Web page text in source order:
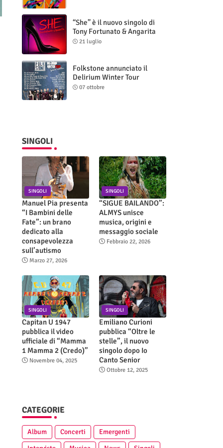
“She” è il nuovo singolo di
Tony Fortunato & Angarita
21 luglio
Folkstone annunciato il
Delirium Winter Tour
(Special Edition)
07 ottobre
SINGOLI
SINGOLI
Manuel Pia presenta
“I Bambini delle
Fate”: un brano
dedicato alla
consapevolezza
sull’autismo
Marzo 27, 2026
SINGOLI
“SIGUE BAILANDO”:
ALMYS unisce
musica, origini e
messaggio sociale
Febbraio 22, 2026
SINGOLI
Capitan U 1947
pubblica il video
ufficiale di “Mamma
1 Mamma 2 (Credo)”
Novembre 04, 2025
SINGOLI
Emiliano Curioni
pubblica “Oltre le
stelle”, il nuovo
singolo dopo Io
Canto Senior
Ottobre 12, 2025
CATEGORIE
Album Concerti
Emergenti